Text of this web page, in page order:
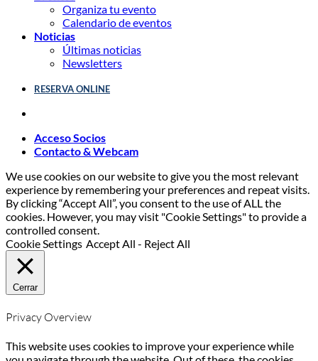
Organiza tu evento
Calendario de eventos
Noticias
Últimas noticias
Newsletters
RESERVA ONLINE
Acceso Socios
Contacto & Webcam
We use cookies on our website to give you the most relevant
experience by remembering your preferences and repeat visits.
By clicking “Accept All”, you consent to the use of ALL the
cookies. However, you may visit "Cookie Settings" to provide a
controlled consent.
Cookie Settings Accept All - Reject All
Cerrar
Privacy Overview
This website uses cookies to improve your experience while